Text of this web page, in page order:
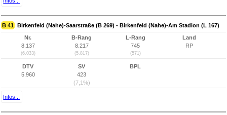
B 41 Birkenfeld (Nahe)-Saarstraße (B 269) - Birkenfeld (Nahe)-Am Stadion (L 167)
Nr.
8.137
(6.033)
B-Rang
8.217
(5.817)
L-Rang
745
(571)
Land
RP
DTV
5.960
SV
423
(7,1%)
BPL
Infos...